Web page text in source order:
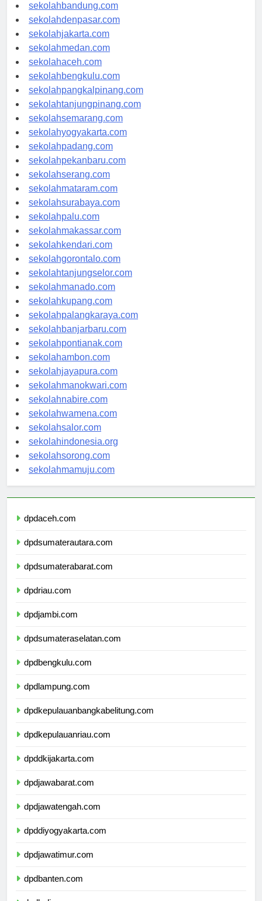
sekolahbandung.com
sekolahdenpasar.com
sekolahjakarta.com
sekolahmedan.com
sekolahaceh.com
sekolahbengkulu.com
sekolahpangkalpinang.com
sekolahtanjungpinang.com
sekolahsemarang.com
sekolahyogyakarta.com
sekolahpadang.com
sekolahpekanbaru.com
sekolahserang.com
sekolahmataram.com
sekolahsurabaya.com
sekolahpalu.com
sekolahmakassar.com
sekolahkendari.com
sekolahgorontalo.com
sekolahtanjungselor.com
sekolahmanado.com
sekolahkupang.com
sekolahpalangkaraya.com
sekolahbanjarbaru.com
sekolahpontianak.com
sekolahambon.com
sekolahjayapura.com
sekolahmanokwari.com
sekolahnabire.com
sekolahwamena.com
sekolahsalor.com
sekolahindonesia.org
sekolahsorong.com
sekolahmamuju.com
dpdaceh.com
dpdsumaterautara.com
dpdsumaterabarat.com
dpdriau.com
dpdjambi.com
dpdsumateraselatan.com
dpdbengkulu.com
dpdlampung.com
dpdkepulauanbangkabelitung.com
dpdkepulauanriau.com
dpddkijakarta.com
dpdjawabarat.com
dpdjawatengah.com
dpddiyogyakarta.com
dpdjawatimur.com
dpdbanten.com